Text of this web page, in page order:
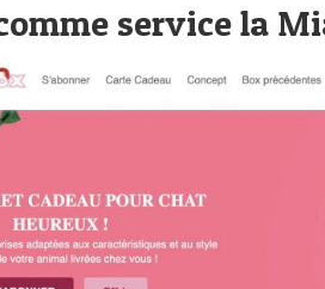
service la